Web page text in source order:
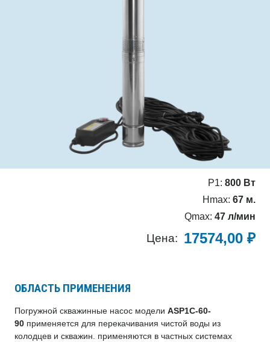
P1: 800 Вт
Hmax: 67 м.
Qmax: 47 л/мин
Цена: 17574,00 ₽
ОБЛАСТЬ ПРИМЕНЕНИЯ
Погружной скважинные насос модели ASP1C-60-
90 применяется для перекачивания чистой воды из
колодцев и скважин. применяются в частных системах